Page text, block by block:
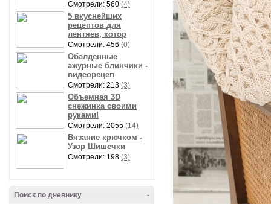
Смотрели: 560 (4)
5 вкуснейших
рецептов для
лентяев, котор
Смотрели: 456 (0)
Обалденные
ажурные блинчики -
видеорецеп
Смотрели: 213 (3)
Объемная 3D
снежинка своими
руками!
Смотрели: 2055 (14)
Вязание крючком -
Узор Шишечки
Смотрели: 198 (3)
-
Поиск по дневнику